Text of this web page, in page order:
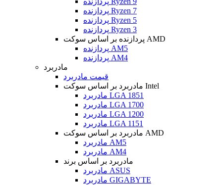
پردازنده Ryzen 7
پردازنده Ryzen 5
پردازنده Ryzen 3
پردازنده بر اساس سوکت AMD
پردازنده AM5
پردازنده AM4
مادربرد
قیمت مادربرد
مادربرد بر اساس سوکت Intel
مادربرد LGA 1851
مادربرد LGA 1700
مادربرد LGA 1200
مادربرد LGA 1151
مادربرد بر اساس سوکت AMD
مادربرد AM5
مادربرد AM4
مادربرد بر اساس برند
مادربرد ASUS
مادربرد GIGABYTE